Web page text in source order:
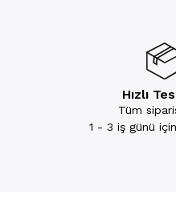
Hızlı
Tüm
1 - 3 iş günü